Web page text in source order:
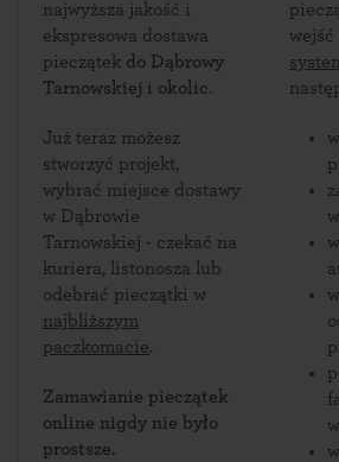
najwyższa jakość i
ekspresowa dostawa
pieczątek do Dąbrowy
Tarnowskiej i okolic.
Już teraz możesz
stworzyć projekt,
wybrać miejsce dostawy
w Dąbrowie
Tarnowskiej - czekać na
kuriera, listonosza lub
odebrać pieczątki w
najbliższym
paczkomacie.
Zamawianie pieczątek
online nigdy nie było
prostsze.
wejść